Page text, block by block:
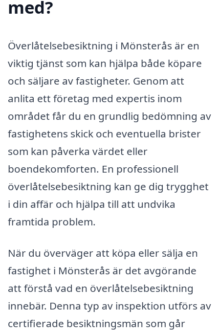
med?
Överlåtelsebesiktning i Mönsterås är en
viktig tjänst som kan hjälpa både köpare
och säljare av fastigheter. Genom att
anlita ett företag med expertis inom
området får du en grundlig bedömning av
fastighetens skick och eventuella brister
som kan påverka värdet eller
boendekomforten. En professionell
överlåtelsebesiktning kan ge dig trygghet
i din affär och hjälpa till att undvika
framtida problem.
När du överväger att köpa eller sälja en
fastighet i Mönsterås är det avgörande
att förstå vad en överlåtelsebesiktning
innebär. Denna typ av inspektion utförs av
certifierade besiktningsmän som går